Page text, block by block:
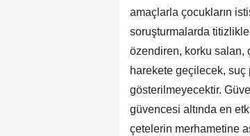
amaçlarla çocukların
soruşturmalarda
özendiren, korku salan,
harekete geçilecek,
gösterilmeyecektir.
güvencesi altında en
çetelerin merhametine